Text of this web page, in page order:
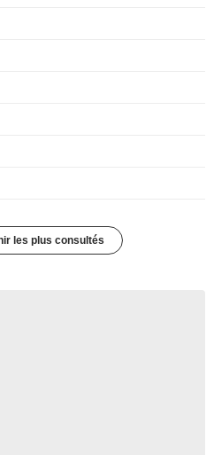
les plus consultés